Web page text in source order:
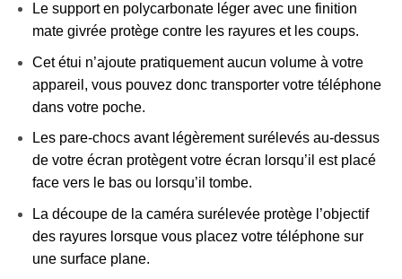
Le support en polycarbonate léger avec une finition
mate givrée protège contre les rayures et les coups.
Cet étui n’ajoute pratiquement aucun volume à votre
appareil, vous pouvez donc transporter votre téléphone
dans votre poche.
Les pare-chocs avant légèrement surélevés au-dessus
de votre écran protègent votre écran lorsqu’il est placé
face vers le bas ou lorsqu’il tombe.
La découpe de la caméra surélevée protège l’objectif
des rayures lorsque vous placez votre téléphone sur
une surface plane.